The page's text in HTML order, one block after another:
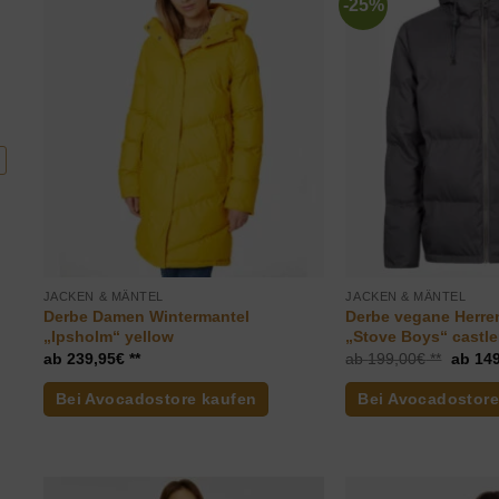
JACKEN & MÄNTEL
Derbe Damen Wintermantel
„Ipsholm“ yellow
239,95€
Bei Avocadostore kaufen
-25%
JACKEN & MÄNTEL
Derbe vegane
„Stove Boys“
199,00€
Bei